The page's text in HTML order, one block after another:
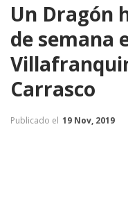
Un Dragón
de semana
Carrasco
Publicado el 19 Nov, 2019